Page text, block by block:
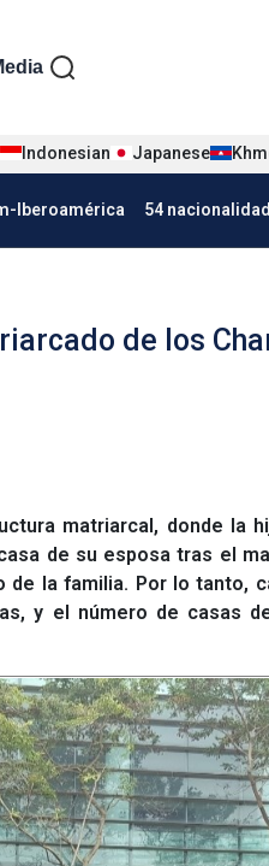
tiếng Tây
Indonesian Japanese
Iberoamérica 54
de los
matriarcal, donde la
de su esposa tras el
la familia. Por lo tanto,
y el número de casas